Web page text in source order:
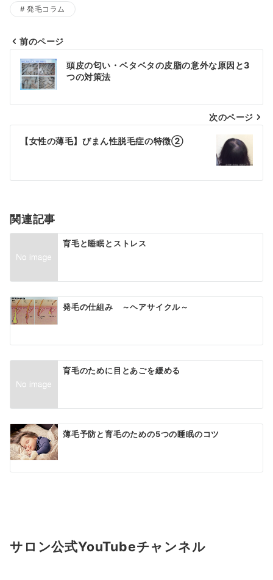
発毛コラム
投
稿
ナ
ビ
シ
ン
前のページ
頭皮の匂い・ベタベタの皮脂の意外な原因と3
つの対策法
次のページ
【女性の薄毛】びまん性脱毛症の特徴②
関連記事
育毛と睡眠とストレス
発毛の仕組み ～ヘアサイクル～
育毛のために目とあごを緩める
薄毛予防と育毛のための5つの睡眠のコツ
サロン公式YouTubeチャンネル